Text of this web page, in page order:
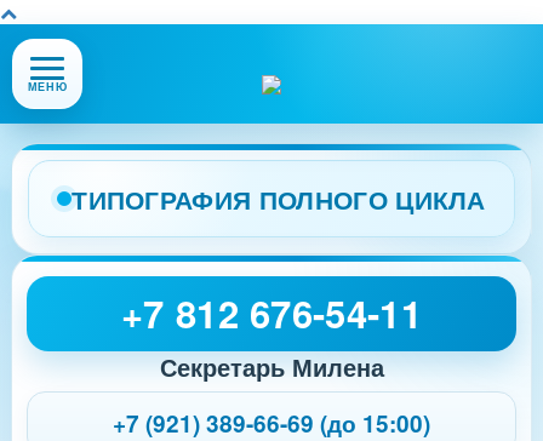
Открыть
или
меню
сайта
МЕНЮ
ТИПОГРАФИЯ ПОЛНОГО ЦИКЛА
+7 812 676-54-11
Секретарь Милена
+7 (921) 389-66-69 (до 15:00)